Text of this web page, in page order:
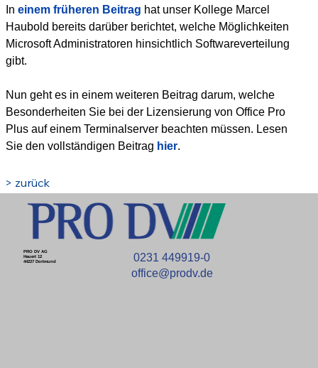
In einem früheren Beitrag hat unser Kollege Marcel
Haubold bereits darüber berichtet, welche Möglichkeiten
Microsoft Administratoren hinsichtlich Softwareverteilung
gibt.
Nun geht es in einem weiteren Beitrag darum, welche
Besonderheiten Sie bei der Lizensierung von Office Pro
Plus auf einem Terminalserver beachten müssen. Lesen
Sie den vollständigen Beitrag hier.
> zurück
PRO DV AG
Hauert 12
44227 Dortmund
0231 449919-0
office@prodv.de